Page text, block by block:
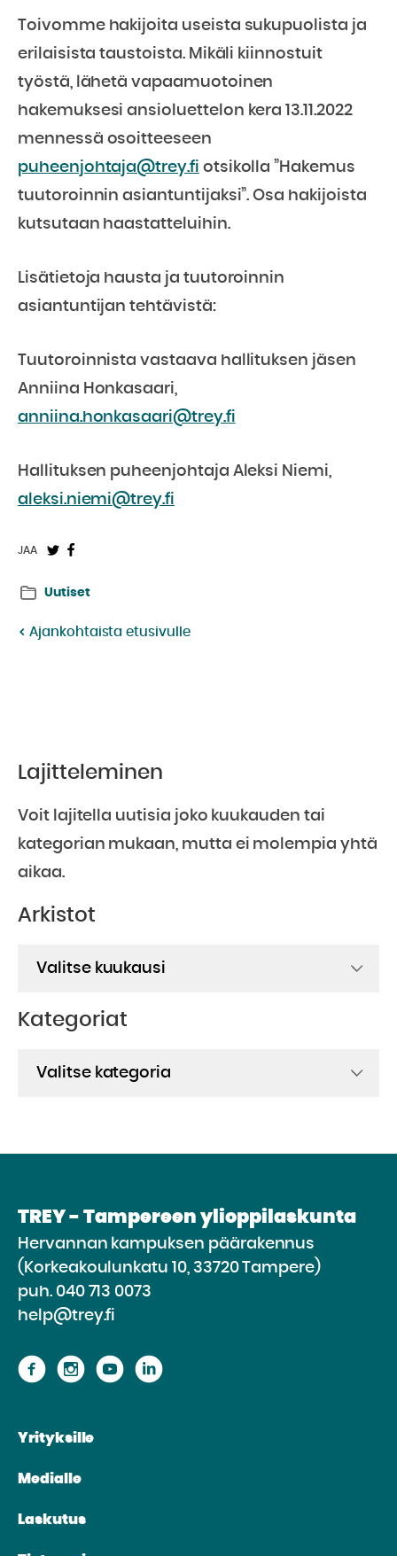
Toivomme hakijoita useista sukupuolista ja
erilaisista taustoista. Mikäli kiinnostuit
työstä, lähetä vapaamuotoinen
hakemuksesi ansioluettelon kera 13.11.2022
mennessä osoitteeseen
puheenjohtaja@trey.fi otsikolla ”Hakemus
tuutoroinnin asiantuntijaksi”. Osa hakijoista
kutsutaan haastatteluihin.
Lisätietoja hausta ja tuutoroinnin
asiantuntijan tehtävistä:
Tuutoroinnista vastaava hallituksen jäsen
Anniina Honkasaari,
anniina.honkasaari@trey.fi
Hallituksen puheenjohtaja Aleksi Niemi,
aleksi.niemi@trey.fi
JAA
JaaJaa
Uutiset
Ajankohtaista etusivulle
Lajitteleminen
Voit lajitella uutisia joko kuukauden tai
kategorian mukaan, mutta ei molempia yhtä
aikaa.
Arkistot
Kategoriat
TREY - Tampereen ylioppilaskunta
Hervannan kampuksen päärakennus
(Korkeakoulunkatu 10, 33720 Tampere)
puh. 040 713 0073
help@trey.fi
SiirrySiirrySiirrySiirry
Yrityksille
Medialle
Laskutus